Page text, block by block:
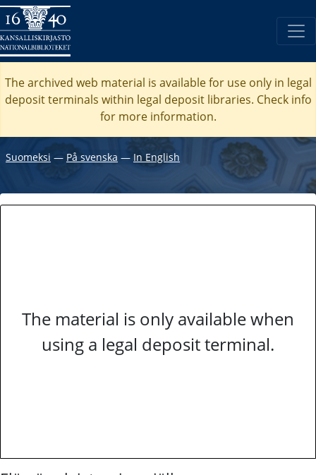
The archived web material is available for use only in legal
deposit terminals within legal deposit libraries. Check info
for more information.
Suomeksi ― På svenska ― In English
The material is only available when
using a legal deposit terminal.